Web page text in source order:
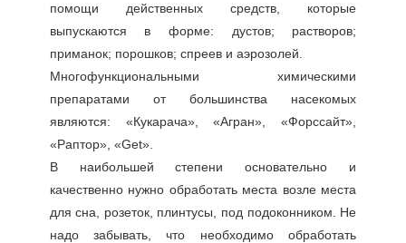
помощи действенных средств, которые
выпускаются в форме: дустов; растворов;
приманок; порошков; спреев и аэрозолей.
Многофункциональными химическими
препаратами от большинства насекомых
являются: «Кукарача», «Агран», «Форссайт»,
«Раптор», «Get».
В наибольшей степени основательно и
качественно нужно обработать места возле места
для сна, розеток, плинтусы, под подоконником. Не
надо забывать, что необходимо обработать